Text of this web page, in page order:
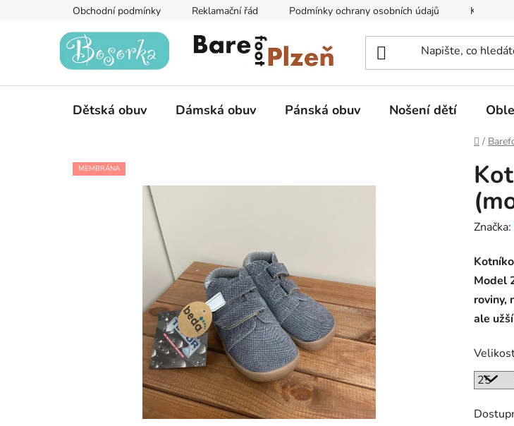
Obchodní podmínky Reklamační řád Podmínky ochrany osobních údajů Kontakty
Dětská obuv Dámská obuv Pánská obuv Nošení dětí
Domů
/
Značka:
Model
roviny,
ale
MEMBRÁNA